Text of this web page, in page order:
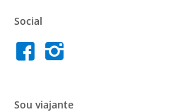
Social
Sou viajante